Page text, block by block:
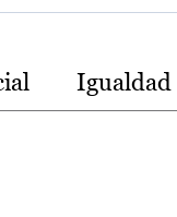
Igualdad